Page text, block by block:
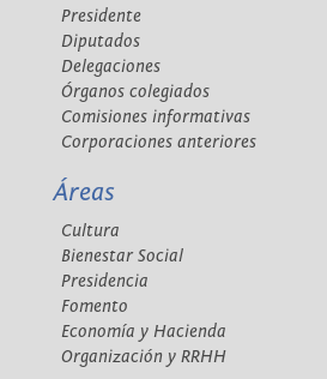
Presidente
Diputados
Delegaciones
Órganos colegiados
Comisiones informativas
Corporaciones anteriores
Áreas
Cultura
Bienestar Social
Presidencia
Fomento
Economía y Hacienda
Organización y RRHH